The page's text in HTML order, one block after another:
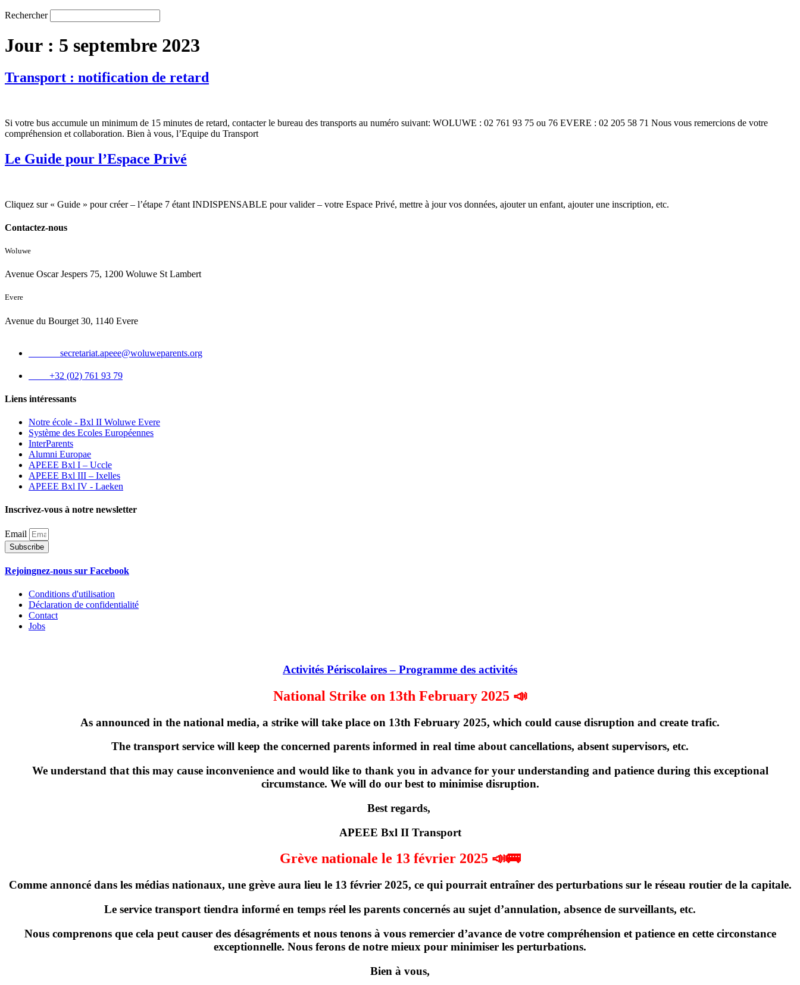
Rechercher
Jour : 5 septembre 2023
Transport : notification de retard
Si votre bus accumule un minimum de 15 minutes de retard, contacter le bureau des transports au numéro suivant: WOLUWE : 02 761 93 75 ou 76 EVERE : 02 205 58 71 Nous vous remercions de votre
compréhension et collaboration. Bien à vous, l’Equipe du Transport
Le Guide pour l’Espace Privé
Cliquez sur « Guide » pour créer – l’étape 7 étant INDISPENSABLE pour valider – votre Espace Privé, mettre à jour vos données, ajouter un enfant, ajouter une inscription, etc.
Contactez-nous
Woluwe
Avenue Oscar Jespers 75, 1200 Woluwe St Lambert
Evere
Avenue du Bourget 30, 1140 Evere
secretariat.apeee@woluweparents.org
+32 (02) 761 93 79
Liens intéressants
Notre école - Bxl II Woluwe Evere
Système des Ecoles Européennes
InterParents
Alumni Europae
APEEE Bxl I – Uccle
APEEE Bxl III – Ixelles
APEEE Bxl IV - Laeken
Inscrivez-vous à notre newsletter
Email
Subscribe
Rejoingnez-nous sur Facebook
Conditions d'utilisation
Déclaration de confidentialité
Contact
Jobs
Activités Périscolaires – Programme des activités
National Strike on 13th February 2025 📣
As announced in the national media, a strike will take place on 13th February 2025, which could cause disruption and create trafic.
The transport service will keep the concerned parents informed in real time about cancellations, absent supervisors, etc.
We understand that this may cause inconvenience and would like to thank you in advance for your understanding and patience during this exceptional
circumstance. We will do our best to minimise disruption.
Best regards,
APEEE Bxl II Transport
Grève nationale le 13 février 2025 📣🚌
Comme annoncé dans les médias nationaux, une grève aura lieu le 13 février 2025, ce qui pourrait entraîner des perturbations sur le réseau routier de la capitale.
Le service transport tiendra informé en temps réel les parents concernés au sujet d’annulation, absence de surveillants, etc.
Nous comprenons que cela peut causer des désagréments et nous tenons à vous remercier d’avance de votre compréhension et patience en cette circonstance
exceptionnelle. Nous ferons de notre mieux pour minimiser les perturbations.
Bien à vous,